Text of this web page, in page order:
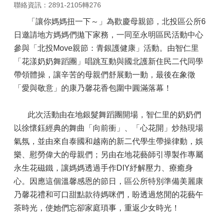
聯絡資訊：2891-2105轉276
「讓你媽媽扭一下～」為歡慶母親節，北投區公所6
日邀請地方媽媽們拋下家務，一同至永明區民活動中心
參與「北投Move親節：青銀護健康」活動。由智仁里
「花漾奶奶舞蹈團」唱跳互動與國北護新住民二代同學
帶領體操，讓辛苦的母親們舒展動一動，最後在象徵
「愛與敬意」的康乃馨花香包圍中圓滿落幕！
此次活動由在地銀髮舞蹈團開場，智仁里的奶奶們
以徐懷鈺經典的舞曲「向前衝」、「心花開」炒熱現場
氣氛，並由來自泰國和越南的新二代學生帶操律動，娛
樂、慰勞偉大的母親們；另由在地花藝師引導製作專屬
永生花磁鐵，讓媽媽透過手作DIY紓解壓力、療癒身
心。因應這個溫馨感恩的節日，區公所特別準備美麗康
乃馨花禮和可口甜點款待媽咪們，盼透過悠閒的花藝午
茶時光，使她們忘卻家庭瑣事，重返少女時光！